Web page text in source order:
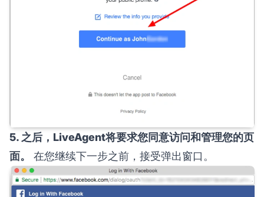
5. 之后，LiveAgent将要求您同意访问和管理您的页
面。
在您继续下一步之前，接受弹出窗口。